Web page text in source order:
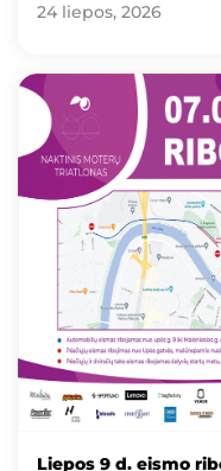
24 liepos, 2026
Liepos 9 d. eismo